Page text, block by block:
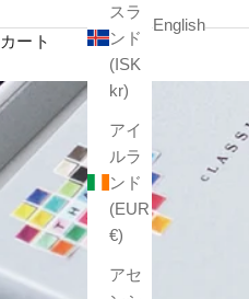
スラ
ンド
(ISK
kr)
アイ
ルラ
ンド
(EUR
€)
アセ
English
カート